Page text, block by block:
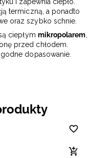
i zapewnia ciepło.
termiczną, a ponadto
oraz szybko schnie.
ciepłym mikropolarem,
przed chłodem.
dopasowanie.